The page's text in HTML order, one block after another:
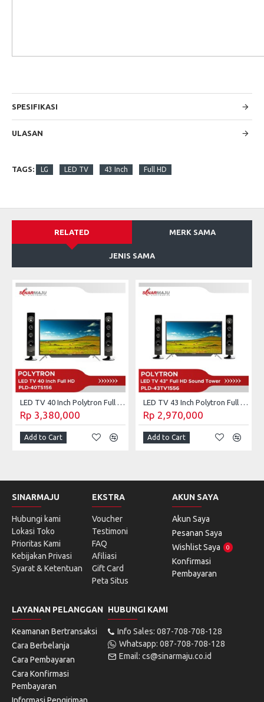
SPESIFIKASI
ULASAN
TAGS: LG LED TV 43 Inch Full HD
RELATED MERK SAMA
JENIS SAMA
LED TV 40 Inch Polytron Full HD Cinemax Tower Speaker PLD-40TS156
Rp 3,380,000
Add to Cart
LED TV 43 Inch Polytron Full HD Cinemax Tower Speaker PLD-43TV1556
Rp 2,970,000
Add to Cart
SINARMAJU
Hubungi kami
Lokasi Toko
Prioritas Kami
Kebijakan Privasi
Syarat & Ketentuan
EKSTRA
Voucher
Testimoni
FAQ
Afiliasi
Gift Card
Peta Situs
AKUN SAYA
Akun Saya
Pesanan Saya
Wishlist Saya
0
Konfirmasi
Pembayaran
LAYANAN PELANGGAN
Keamanan Bertransaksi
Cara Berbelanja
Cara Pembayaran
Cara Konfirmasi
Pembayaran
HUBUNGI KAMI
Info Sales: 087-708-708-128
Whatsapp: 087-708-708-128
Email: cs@sinarmaju.co.id